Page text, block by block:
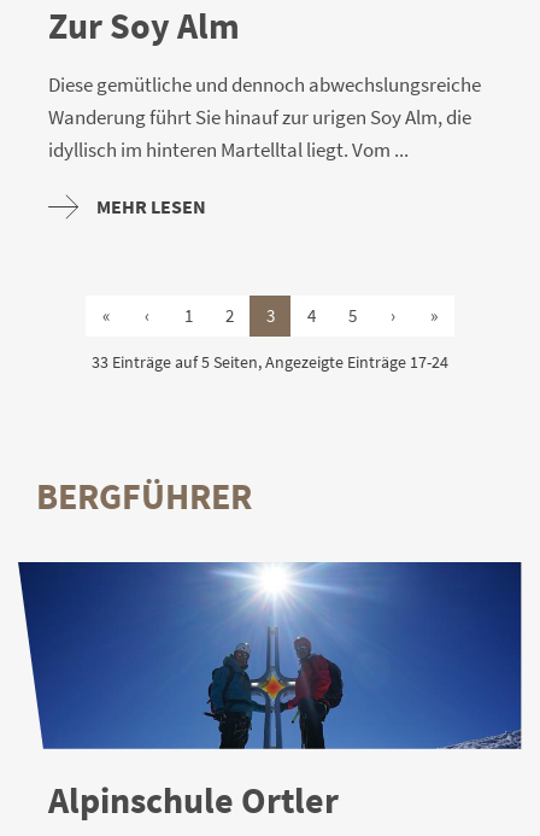
Zur Soy Alm
Diese gemütliche und dennoch abwechslungsreiche
Wanderung führt Sie hinauf zur urigen Soy Alm, die
idyllisch im hinteren Martelltal liegt. Vom ...
MEHR LESEN
« ‹ 1 2 3 4 5 › »
33 Einträge auf 5 Seiten, Angezeigte Einträge 17-24
BERGFÜHRER
Alpinschule Ortler